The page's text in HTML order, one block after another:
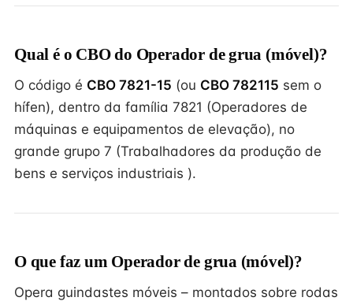
Qual é o CBO do Operador de grua (móvel)?
O código é CBO 7821-15 (ou CBO 782115 sem o
hífen), dentro da família 7821 (Operadores de
máquinas e equipamentos de elevação), no
grande grupo 7 (Trabalhadores da produção de
bens e serviços industriais ).
O que faz um Operador de grua (móvel)?
Opera guindastes móveis – montados sobre rodas